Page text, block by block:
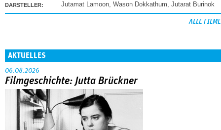
DARSTELLER: Jutamat Lamoon, Wason Dokkathum, Jutarat Burinok
ALLE FILME
AKTUELLES
06.08.2026
Filmgeschichte: Jutta Brückner